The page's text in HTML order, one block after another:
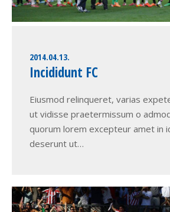
2014.04.13.
Incididunt FC
Eiusmod relinqueret, varias
ut vidisse praetermissum o
quorum lorem excepteur amet in
deserunt ut…